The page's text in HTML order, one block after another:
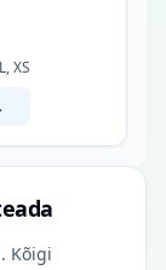
XS
Kõigi